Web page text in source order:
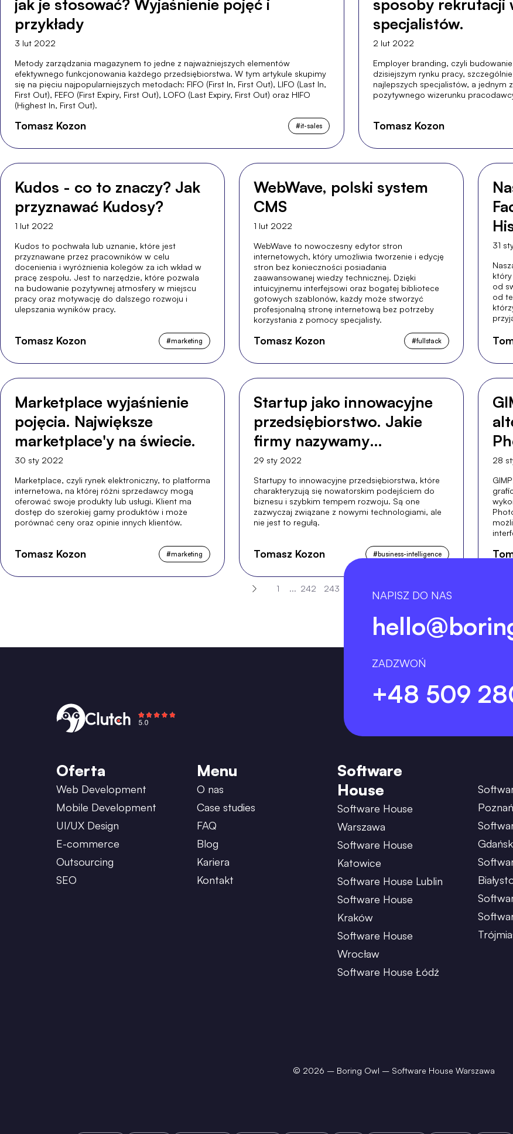
jak je stosować? Wyjaśnienie pojęć i
przykłady
3 lut 2022
Metody zarządzania magazynem to jedne z najważniejszych elementów
efektywnego funkcjonowania każdego przedsiębiorstwa. W tym artykule skupimy
się na pięciu najpopularniejszych metodach: FIFO (First In, First Out), LIFO (Last In,
First Out), FEFO (First Expiry, First Out), LOFO (Last Expiry, First Out) oraz HIFO
(Highest In, First Out).
Tomasz Kozon #it-sales
sposoby rekrutacji
specjalistów.
2 lut 2022
Employer branding, czyli
dzisiejszym rynku pracy,
najlepszych specjalistów, a
pozytywnego wizerunku
Tomasz Kozon
Kudos - co to znaczy? Jak
przyznawać Kudosy?
1 lut 2022
Kudos to pochwała lub uznanie, które jest
przyznawane przez pracowników w celu
docenienia i wyróżnienia kolegów za ich wkład w
pracę zespołu. Jest to narzędzie, które pozwala
na budowanie pozytywnej atmosfery w miejscu
pracy oraz motywację do dalszego rozwoju i
ulepszania wyników pracy.
Tomasz Kozon #marketing
WebWave, polski system
CMS
1 lut 2022
WebWave to nowoczesny edytor stron
internetowych, który umożliwia tworzenie i edycję
stron bez konieczności posiadania
zaawansowanej wiedzy technicznej. Dzięki
intuicyjnemu interfejsowi oraz bogatej bibliotece
gotowych szablonów, każdy może stworzyć
profesjonalną stronę internetową bez potrzeby
korzystania z pomocy specjalisty.
Tomasz Kozon #fullstack
31
od
od
Marketplace wyjaśnienie
pojęcia. Największe
marketplace'y na świecie.
30 sty 2022
Marketplace, czyli rynek elektroniczny, to platforma
internetowa, na której różni sprzedawcy mogą
oferować swoje produkty lub usługi. Klient ma
dostęp do szerokiej gamy produktów i może
porównać ceny oraz opinie innych klientów.
Tomasz Kozon #marketing
Startup jako innowacyjne
przedsiębiorstwo. Jakie
firmy nazywamy
startupami?
29 sty 2022
Startupy to innowacyjne przedsiębiorstwa, które
charakteryzują się nowatorskim podejściem do
biznesu i szybkim tempem rozwoju. Są one
zazwyczaj związane z nowymi technologiami, ale
nie jest to regułą.
Tomasz Kozon #business-intelligence
28
1 ... 242 243
NAPISZ DO NAS
ZADZWOŃ
+48 509
Oferta
Web Development
Mobile Development
UI/UX Design
E-commerce
Outsourcing
SEO
Menu
O nas
Case studies
FAQ
Blog
Kariera
Kontakt
Software
House
Software House
Warszawa
Software House
Katowice
Software House Lublin
Software House
Kraków
Software House
Wrocław
Software House Łódź
Poznań
Gdańsk
© 2026 – Boring Owl – Software House Warszawa